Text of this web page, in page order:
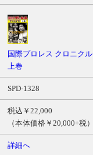
国際プロレス クロニクル
上巻
SPD-1328
税込￥22,000
（本体価格￥20,000+税）
詳細へ